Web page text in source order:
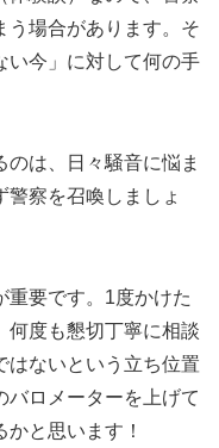
う場合があります。そ
い今」に対して何の手
のは、日々騒音に悩ま
警察を召喚しましょ
重要です。1度かけた
度も懇切丁寧に相談
はないという立ち位置
バロメーターを上げて
と思います！